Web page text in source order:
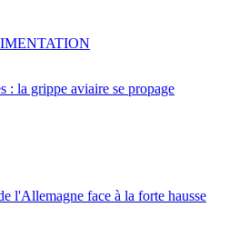
: la grippe aviaire se propage
l'Allemagne face à la forte hausse